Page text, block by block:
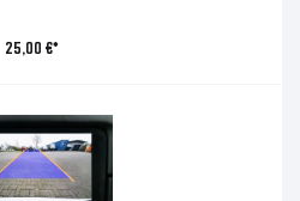
25,00 €*